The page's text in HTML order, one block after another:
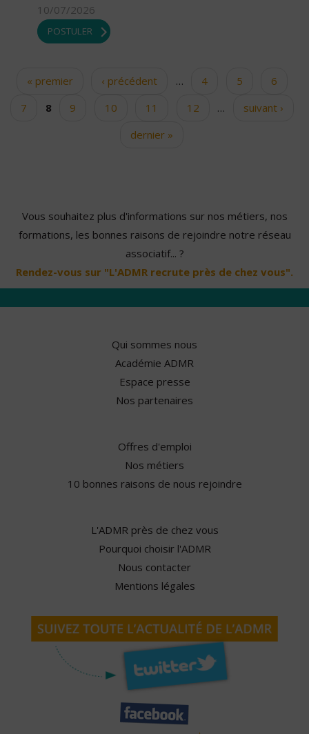
10/07/2026
POSTULER
Pages« premier ‹ précédent … 4 5
6
7
8 9 10 11 12 …
suivant ›
dernier »
Vous souhaitez plus d'informations sur nos métiers, nos
formations, les bonnes raisons de rejoindre notre réseau
associatif... ?
Rendez-vous sur "L'ADMR recrute près de chez vous".
Qui sommes nous
Académie ADMR
Espace presse
Nos partenaires
Offres d'emploi
Nos métiers
10 bonnes raisons de nous rejoindre
L'ADMR près de chez vous
Pourquoi choisir l'ADMR
Nous contacter
Mentions légales